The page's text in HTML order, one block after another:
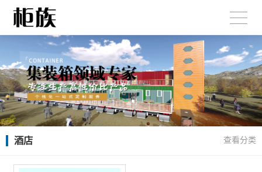
酒店 查看分类